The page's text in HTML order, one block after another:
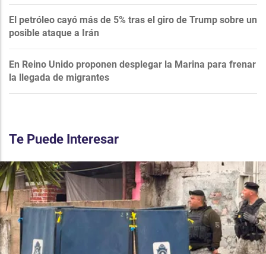
El petróleo cayó más de 5% tras el giro de Trump sobre un
posible ataque a Irán
En Reino Unido proponen desplegar la Marina para frenar
la llegada de migrantes
Te Puede Interesar